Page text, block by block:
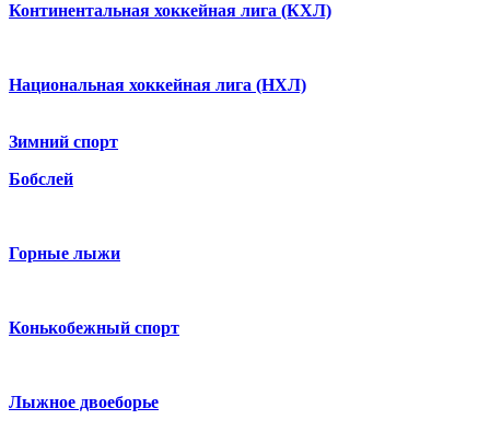
Континентальная хоккейная лига (КХЛ)
Национальная хоккейная лига (НХЛ)
Зимний спорт
Бобслей
Горные лыжи
Конькобежный спорт
Лыжное двоеборье